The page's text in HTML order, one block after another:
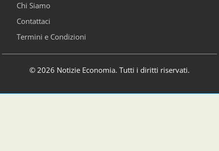
Chi Siamo
Contattaci
Termini e Condizioni
© 2026 Notizie Economia. Tutti i diritti riservati.